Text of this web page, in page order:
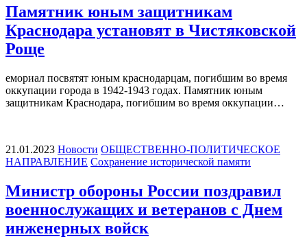
Памятник юным защитникам
Краснодара установят в Чистяковской
Роще
емориал посвятят юным краснодарцам, погибшим во время
оккупации города в 1942-1943 годах. Памятник юным
защитникам Краснодара, погибшим во время оккупации…
21.01.2023 Новости ОБЩЕСТВЕННО-ПОЛИТИЧЕСКОЕ
НАПРАВЛЕНИЕ Сохранение исторической памяти
Министр обороны России поздравил
военнослужащих и ветеранов с Днем
инженерных войск